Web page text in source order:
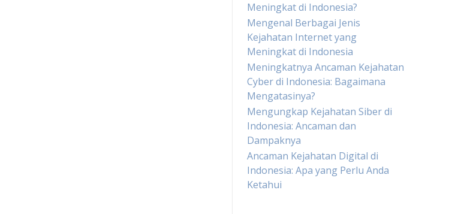
Meningkat di Indonesia?
Mengenal Berbagai Jenis
Kejahatan Internet yang
Meningkat di Indonesia
Meningkatnya Ancaman Kejahatan
Cyber di Indonesia: Bagaimana
Mengatasinya?
Mengungkap Kejahatan Siber di
Indonesia: Ancaman dan
Dampaknya
Ancaman Kejahatan Digital di
Indonesia: Apa yang Perlu Anda
Ketahui